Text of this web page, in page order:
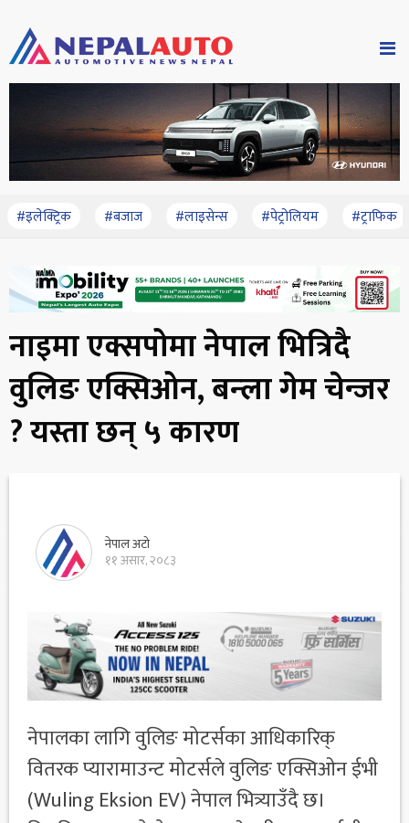
#इलेक्ट्रिक #बजाज #लाइसेन्स #पेट्रोलियम #ट्राफिक
नाइमा एक्सपोमा नेपाल भित्रिदै
वुलिङ एक्सिओन, बन्ला गेम चेन्जर
? यस्ता छन् ५ कारण
नेपाल अटो
११ असार, २०८३
नेपालका लागि वुलिङ मोटर्सका आधिकारिक्
वितरक प्यारामाउन्ट मोटर्सले वुलिङ एक्सिओन ईभी
(Wuling Eksion EV) नेपाल भित्र्याउँदै छ।